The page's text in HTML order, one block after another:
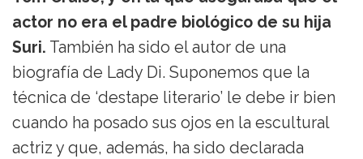
actor no era el padre biológico de su hija
Suri. También ha sido el autor de una
biografía de Lady Di. Suponemos que la
técnica de ‘destape literario’ le debe ir bien
cuando ha posado sus ojos en la escultural
actriz y que, además, ha sido declarada